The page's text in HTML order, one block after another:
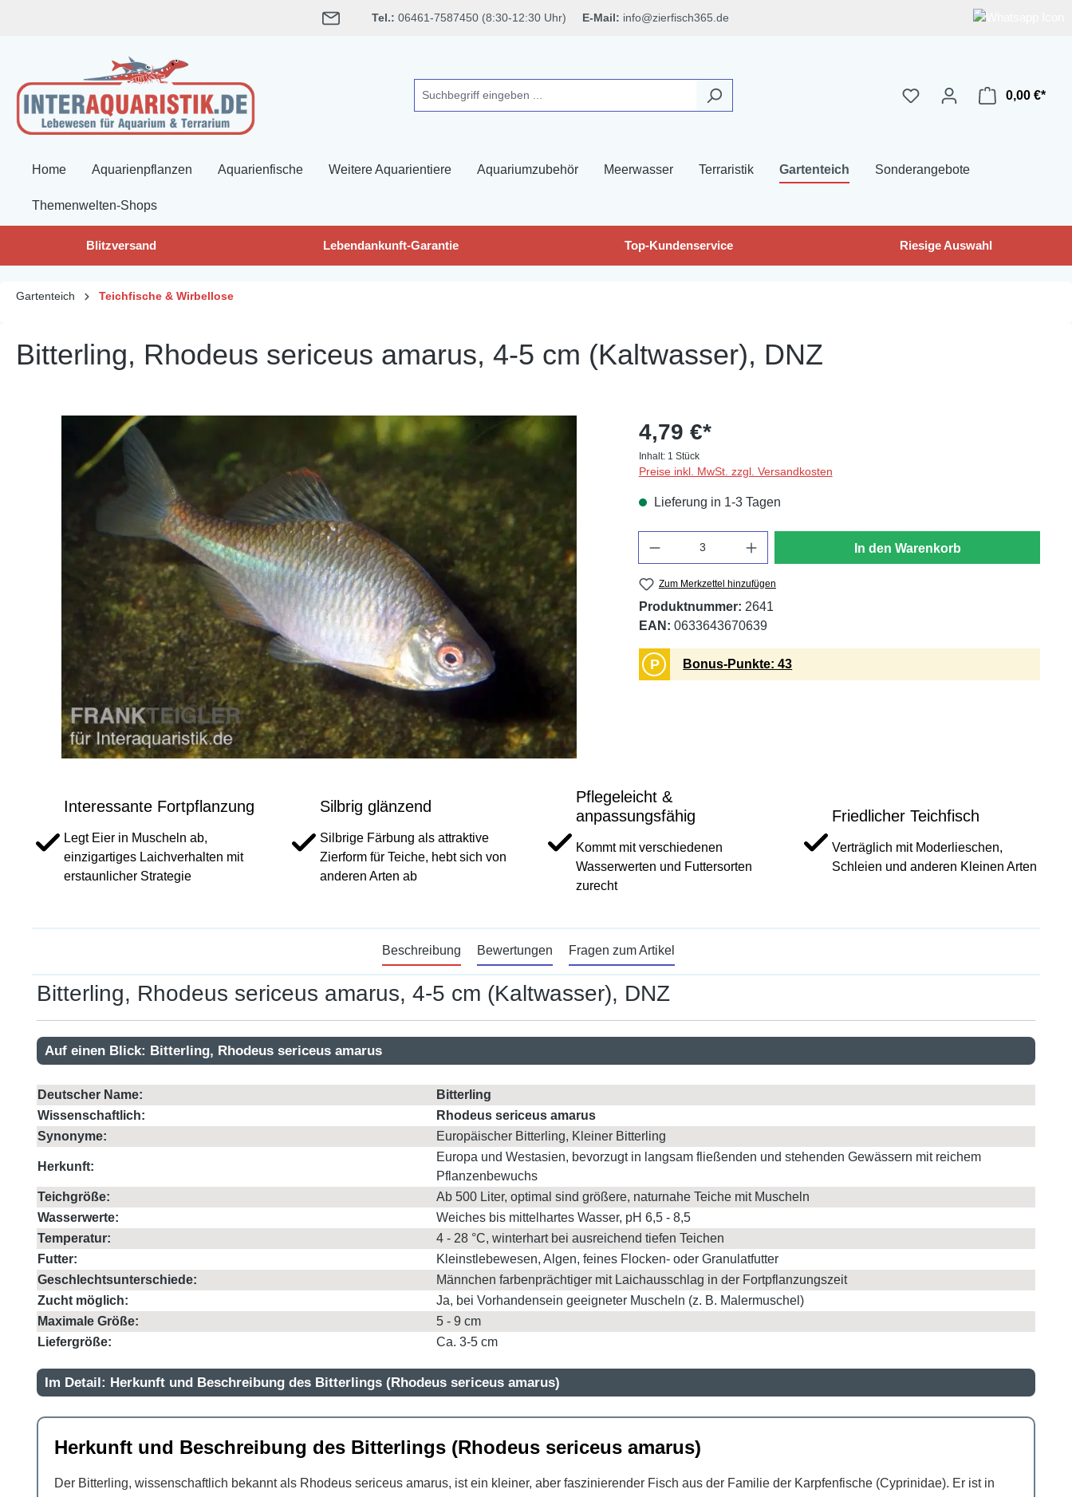
Tel.: 06461-7587450 (8:30-12:30 Uhr) E-Mail: info@zierfisch365.de
0,00 €*
Home Aquarienpflanzen Aquarienfische Weitere Aquarientiere Aquariumzubehör Meerwasser Terraristik Gartenteich Sonderangebote
Themenwelten-Shops
Blitzversand Lebendankunft-Garantie Top-Kundenservice Riesige Auswahl
Gartenteich Teichfische & Wirbellose
Bitterling, Rhodeus sericeus amarus, 4-5 cm (Kaltwasser), DNZ
Bildergalerie überspringen 4,79 €*
Inhalt: 1 Stück
Preise inkl. MwSt. zzgl. Versandkosten
Lieferung in 1-3 Tagen
In den Warenkorb
Zum Merkzettel hinzufügen
Produktnummer: 2641
EAN: 0633643670639
P Bonus-Punkte: 43
Interessante Fortpflanzung
Legt Eier in Muscheln ab,
einzigartiges Laichverhalten mit
erstaunlicher Strategie
Silbrig glänzend
Silbrige Färbung als attraktive
Zierform für Teiche, hebt sich von
anderen Arten ab
Pflegeleicht &
anpassungsfähig
Kommt mit verschiedenen
Wasserwerten und Futtersorten
zurecht
Friedlicher Teichfisch
Verträglich mit Moderlieschen,
Schleien und anderen Kleinen Arten
Beschreibung Bewertungen Fragen zum Artikel
Bitterling, Rhodeus sericeus amarus, 4-5 cm (Kaltwasser), DNZ
Auf einen Blick: Bitterling, Rhodeus sericeus amarus
Deutscher Name:
Bitterling
Wissenschaftlich:
Rhodeus sericeus amarus
Synonyme:
Europäischer Bitterling, Kleiner Bitterling
Herkunft:
Europa und Westasien, bevorzugt in langsam fließenden und stehenden Gewässern mit reichem
Pflanzenbewuchs
Teichgröße:
Ab 500 Liter, optimal sind größere, naturnahe Teiche mit Muscheln
Wasserwerte:
Weiches bis mittelhartes Wasser, pH 6,5 - 8,5
Temperatur:
4 - 28 °C, winterhart bei ausreichend tiefen Teichen
Futter:
Kleinstlebewesen, Algen, feines Flocken- oder Granulatfutter
Geschlechtsunterschiede:
Männchen farbenprächtiger mit Laichausschlag in der Fortpflanzungszeit
Zucht möglich:
Ja, bei Vorhandensein geeigneter Muscheln (z. B. Malermuschel)
Maximale Größe:
5 - 9 cm
Liefergröße:
Ca. 3-5 cm
Im Detail: Herkunft und Beschreibung des Bitterlings (Rhodeus sericeus amarus)
Herkunft und Beschreibung des Bitterlings (Rhodeus sericeus amarus)
Der Bitterling, wissenschaftlich bekannt als Rhodeus sericeus amarus, ist ein kleiner, aber faszinierender Fisch aus der Familie der Karpfenfische (Cyprinidae). Er ist in